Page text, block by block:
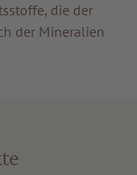
die der
der Mineralien